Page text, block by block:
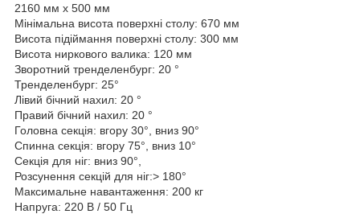
2160 мм x 500 мм
Мінімальна висота поверхні столу: 670 мм
Висота підіймання поверхні столу: 300 мм
Висота ниркового валика: 120 мм
Зворотний тренделенбург: 20 °
Тренделенбург: 25°
Лівий бічний нахил: 20 °
Правий бічний нахил: 20 °
Головна секція: вгору 30°, вниз 90°
Спинна секція: вгору 75°, вниз 10°
Секція для ніг: вниз 90°,
Розсунення секцій для ніг:> 180°
Максимальне навантаження: 200 кг
Напруга: 220 В / 50 Гц